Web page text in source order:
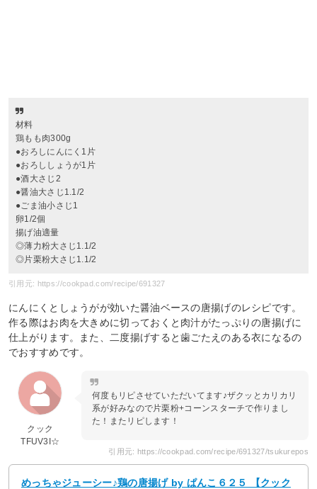
材料
鶏もも肉300g
●おろしにんにく1片
●おろししょうが1片
●酒大さじ2
●醤油大さじ1.1/2
●ごま油小さじ1
卵1/2個
揚げ油適量
◎薄力粉大さじ1.1/2
◎片栗粉大さじ1.1/2
引用元: https://cookpad.com/recipe/691327
にんにくとしょうがが効いた醤油ベースの唐揚げのレシピです。
作る際はお肉を大きめに切っておくと肉汁がたっぷりの唐揚げに
仕上がります。また、二度揚げすると歯ごたえのある衣になるの
でおすすめです。
クック
TFUV3I☆
何度もリピさせていただいてます♪ザクッとカリカリ
系が好みなので片栗粉+コーンスターチで作りまし
た！またリピします！
引用元: https://cookpad.com/recipe/691327/tsukurepos
めっちゃジューシー♪鶏の唐揚げ by ぱんこ６２５ 【クック